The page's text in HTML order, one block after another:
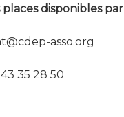
places disponibles par
asso.org
35 28 50